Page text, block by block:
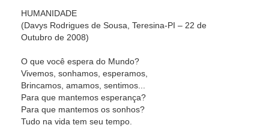
HUMANIDADE
(Davys Rodrigues de Sousa, Teresina-PI – 22 de
Outubro de 2008)
O que você espera do Mundo?
Vivemos, sonhamos, esperamos,
Brincamos, amamos, sentimos...
Para que mantemos esperança?
Para que mantemos os sonhos?
Tudo na vida tem seu tempo.